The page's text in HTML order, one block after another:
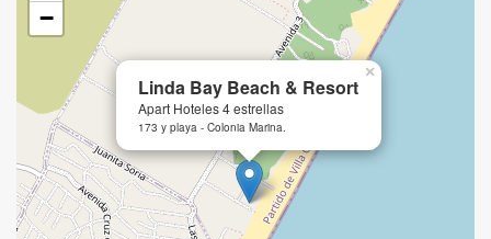
Linda Bay Beach & Resort
Apart Hoteles 4 estrellas
173 y playa - Colonia Marina.
×
−